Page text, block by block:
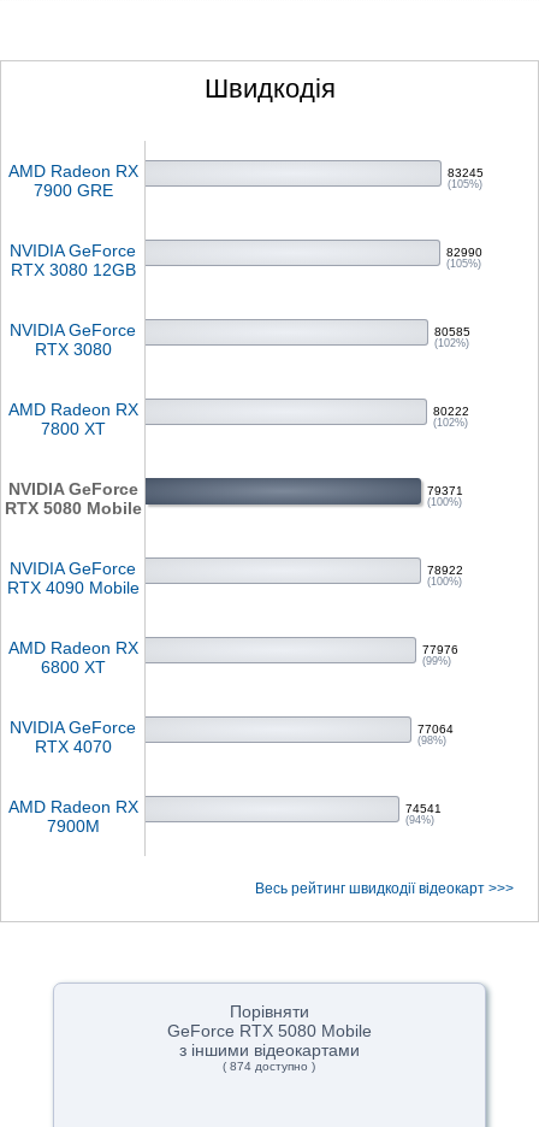
Швидкодія
AMD Radeon RX
7900 GRE
83245
(105%)
NVIDIA GeForce
RTX 3080 12GB
82990
(105%)
NVIDIA GeForce
RTX 3080
80585
(102%)
AMD Radeon RX
7800 XT
80222
(102%)
NVIDIA GeForce
RTX 5080 Mobile
79371
(100%)
NVIDIA GeForce
RTX 4090 Mobile
78922
(100%)
AMD Radeon RX
6800 XT
77976
(99%)
NVIDIA GeForce
RTX 4070
77064
(98%)
AMD Radeon RX
7900M
74541
(94%)
Весь рейтинг швидкодії відеокарт >>>
Порівняти
GeForce RTX 5080 Mobile
з іншими відеокартами
( 874 доступно )